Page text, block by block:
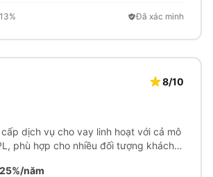
Đã xác minh
8/10
dịch vụ cho vay linh hoạt với cả mô
phù hợp cho nhiều đối tượng khách
năm